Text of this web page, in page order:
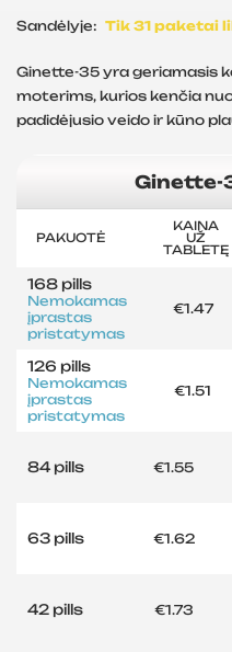
Sandėlyje: Tik 31 paketai
Ginette-35 yra geriamasis
moterims, kurios kenčia
padidėjusio veido ir kūno
Ginette-
PAKUOTĖ
KAINA
UŽ
TABLETĘ
168 pills
Nemokamas
įprastas
pristatymas
€1.47
126 pills
Nemokamas
įprastas
pristatymas
€1.51
84 pills €1.55
63 pills €1.62
42 pills €1.73